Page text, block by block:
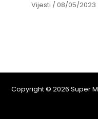
Vijesti /08/05/2023
Copyright © 2026 Super